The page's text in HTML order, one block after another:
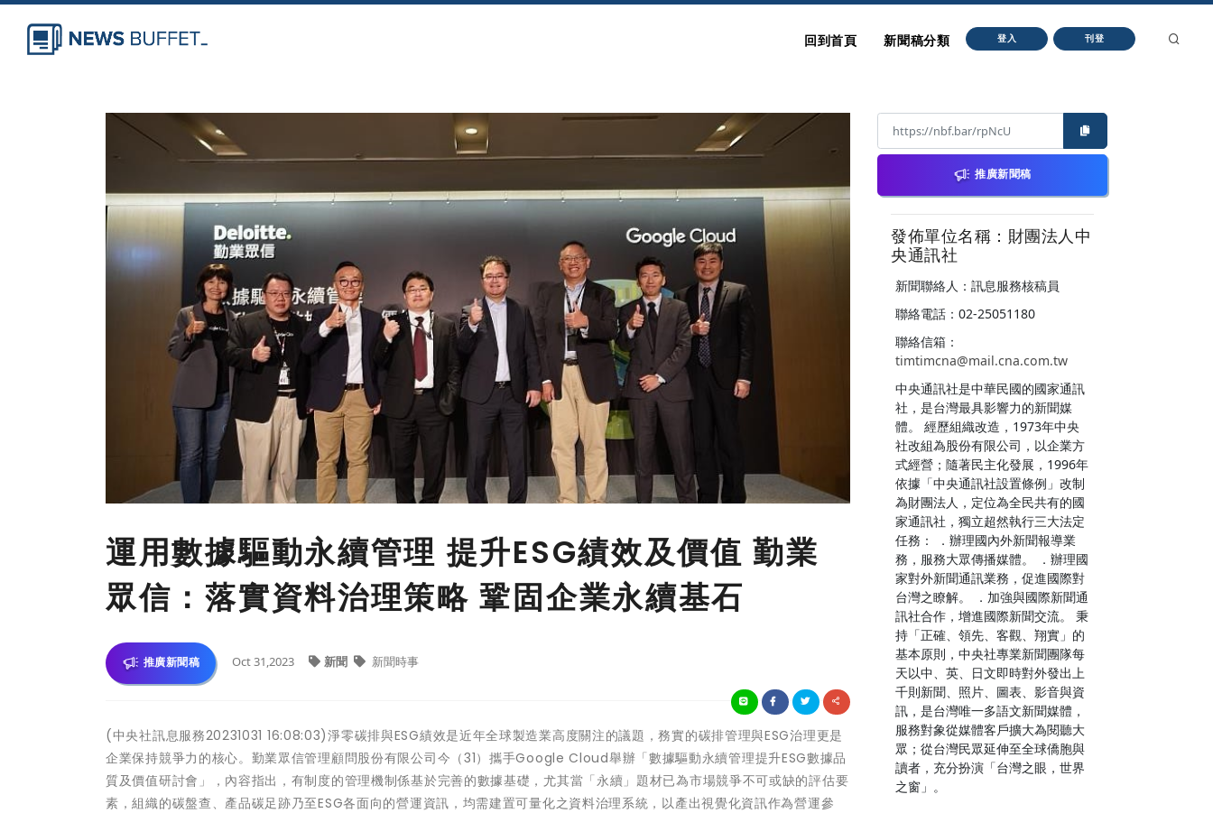
回到首頁 新聞稿分類 登入 刊登
運用數據驅動永續管理 提升ESG績效及價值 勤業
眾信：落實資料治理策略 鞏固企業永續基石
推廣新聞稿 Oct 31,2023 新聞 新聞時事
(中央社訊息服務20231031 16:08:03)淨零碳排與ESG績效是近年全球製造業高度關注的議題，務實的碳排管理與ESG治理更是
企業保持競爭力的核心。勤業眾信管理顧問股份有限公司今（31）攜手Google Cloud舉辦「數據驅動永續管理提升ESG數據品
質及價值研討會」，內容指出，有制度的管理機制係基於完善的數據基礎，尤其當「永續」題材已為市場競爭不可或缺的評估要
素，組織的碳盤查、產品碳足跡乃至ESG各面向的營運資訊，均需建置可量化之資料治理系統，以產出視覺化資訊作為營運參
推廣新聞稿
發佈單位名稱：財團法人中
央通訊社
新聞聯絡人：訊息服務核稿員
聯絡電話：02-25051180
聯絡信箱：
timtimcna@mail.cna.com.tw
中央通訊社是中華民國的國家通訊
社，是台灣最具影響力的新聞媒
體。 經歷組織改造，1973年中央
社改組為股份有限公司，以企業方
式經營；隨著民主化發展，1996年
依據「中央通訊社設置條例」改制
為財團法人，定位為全民共有的國
家通訊社，獨立超然執行三大法定
任務： ．辦理國內外新聞報導業
務，服務大眾傳播媒體。 ．辦理國
家對外新聞通訊業務，促進國際對
台灣之瞭解。 ．加強與國際新聞通
訊社合作，增進國際新聞交流。 秉
持「正確、領先、客觀、翔實」的
基本原則，中央社專業新聞團隊每
天以中、英、日文即時對外發出上
千則新聞、照片、圖表、影音與資
訊，是台灣唯一多語文新聞媒體，
服務對象從媒體客戶擴大為閱聽大
眾；從台灣民眾延伸至全球僑胞與
讀者，充分扮演「台灣之眼，世界
之窗」。